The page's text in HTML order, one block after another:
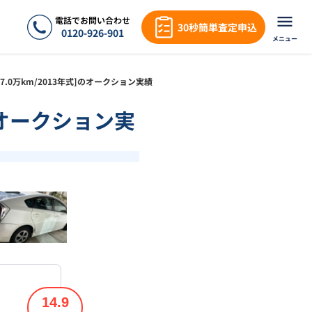
電話でお問い合わせ
0120-926-901 30秒簡単査定申込
メニュー
万km/2013年式]のオークション実績
クション実
1/18
14.9